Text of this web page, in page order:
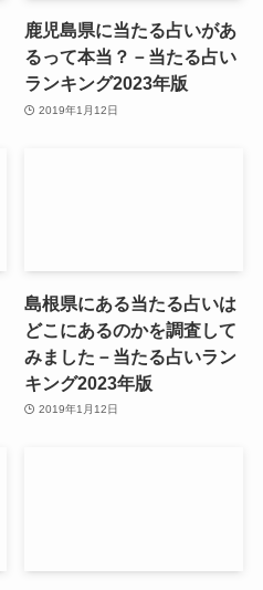
鹿児島県に当たる占いがあ
るって本当？－当たる占い
ランキング2023年版
2019年1月12日
島根県にある当たる占いは
どこにあるのかを調査して
みました－当たる占いラン
キング2023年版
2019年1月12日